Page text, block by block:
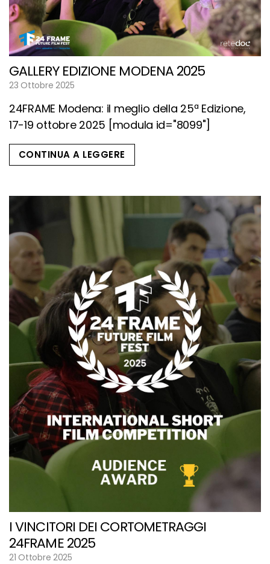
GALLERY EDIZIONE MODENA 2025
23 Ottobre 2025
24FRAME Modena: il meglio della 25ª Edizione,
17-19 ottobre 2025 [modula id="8099"]
CONTINUA A LEGGERE
I VINCITORI DEI CORTOMETRAGGI
24FRAME 2025
21 Ottobre 2025